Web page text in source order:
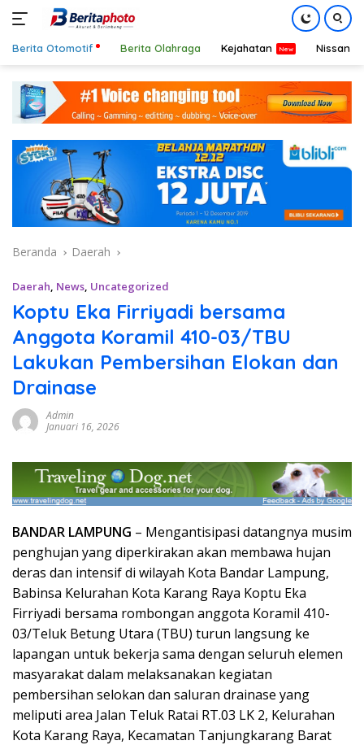
konten
Berita Otomotif Berita Olahraga Kejahatan Nissan
Beranda Daerah
Daerah, News, Uncategorized
Koptu Eka Firriyadi bersama
Anggota Koramil 410-03/TBU
Lakukan Pembersihan Elokan dan
Drainase
Admin
Januari 16, 2026
BANDAR LAMPUNG – Mengantisipasi datangnya musim
penghujan yang diperkirakan akan membawa hujan
deras dan intensif di wilayah Kota Bandar Lampung,
Babinsa Kelurahan Kota Karang Raya Koptu Eka
Firriyadi bersama rombongan anggota Koramil 410-
03/Teluk Betung Utara (TBU) turun langsung ke
lapangan untuk bekerja sama dengan seluruh elemen
masyarakat dalam melaksanakan kegiatan
pembersihan selokan dan saluran drainase yang
meliputi area Jalan Teluk Ratai RT.03 LK 2, Kelurahan
Kota Karang Raya, Kecamatan Tanjungkarang Barat